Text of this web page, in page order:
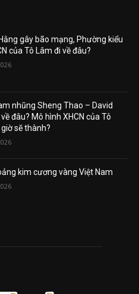
gây bão mạng, Phường kiểu
của Tô Lâm đi về đâu?
nhũng Sheng Thao – David
đâu? Mô hình XHCN của Tô
sẽ thành?
kim cương vàng Việt Nam